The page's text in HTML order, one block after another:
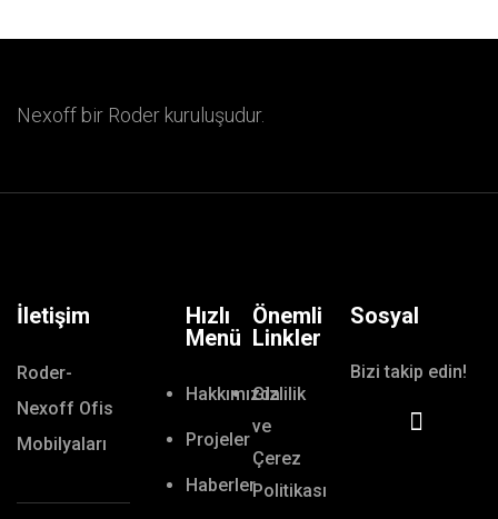
Nexoff bir Roder kuruluşudur.
İletişim
Roder-
Nexoff Ofis
Mobilyaları
Hızlı
Menü
Hakkımızda
Projeler
Haberler
Önemli
Linkler
Gizlilik
ve
Çerez
Politikası
Sosyal
Bizi takip edin!